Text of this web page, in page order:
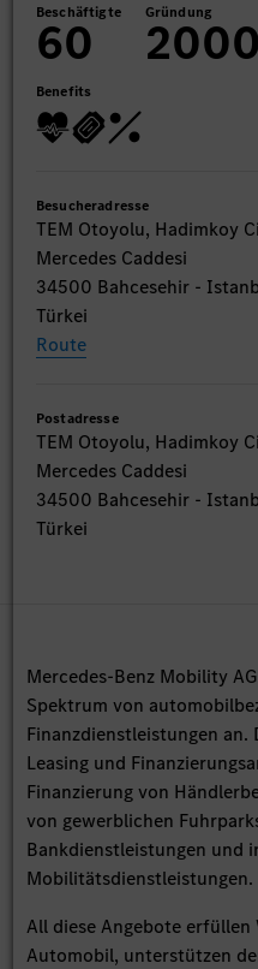
Beschäftigte
60 Gründung
2000
Benefits
Besucheradresse
TEM Otoyolu, Hadimkoy
Mercedes Caddesi
34500 Bahcesehir -
Türkei
Route
Postadresse
TEM Otoyolu, Hadimkoy
Mercedes Caddesi
34500 Bahcesehir -
Türkei
Mercedes-Benz Mobility
Spektrum von
Finanzdienstleistungen
Leasing und
Finanzierung von
von gewerblichen
Bankdienstleistungen und
Mobilitätsdienstleistungen.
All diese Angebote erfüllen
Automobil, unterstützen